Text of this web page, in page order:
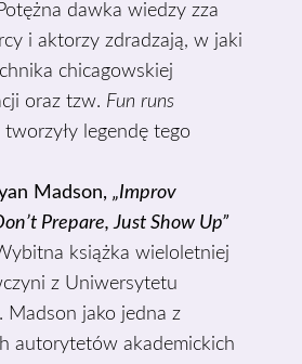
dawka wiedzy zza
i aktorzy zdradzają, w jaki
chicagowskiej
oraz tzw. Fun runs
tworzyły legendę tego
Madson,„Improv
Prepare, Just Show Up”
książka wieloletniej
z Uniwersytetu
Madson jako jedna z
autorytetów akademickich